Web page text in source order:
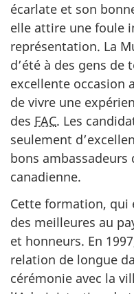
écarlate et son
elle attire une foule
représentation. La
d’été à des gens de
excellente occasion
de vivre une
des FAC. Les
seulement
bons
canadienne.
Cette formation, qui
des meilleures au
et honneurs. En
relation de longue
cérémonie avec la